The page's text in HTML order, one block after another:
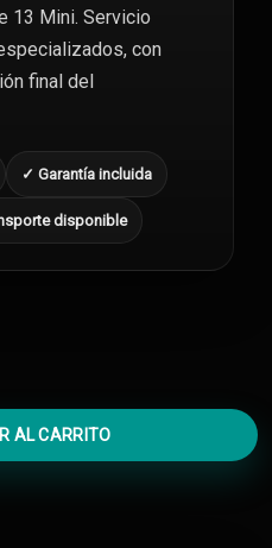
13 Mini. Servicio
con
final del
✓ Garantía incluida
disponible
AL CARRITO